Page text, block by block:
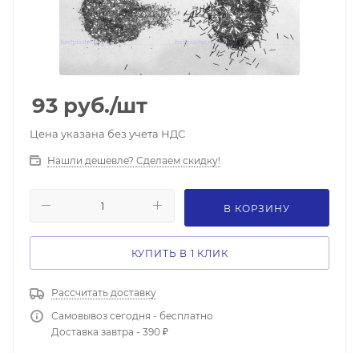
93 руб./шт
Цена указана без учета НДС
Нашли дешевле? Сделаем скидку!
В КОРЗИНУ
КУПИТЬ В 1 КЛИК
Рассчитать доставку
Самовывоз сегодня - бесплатно
Доставка завтра - 390 ₽